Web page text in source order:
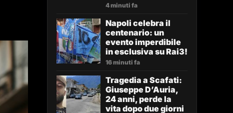
4 minuti fa
Napoli celebra il
centenario: un
evento imperdibile
in esclusiva su Rai3!
16 minuti fa
Tragedia a Scafati:
Giuseppe D’Auria,
24 anni, perde la
vita dopo due giorni